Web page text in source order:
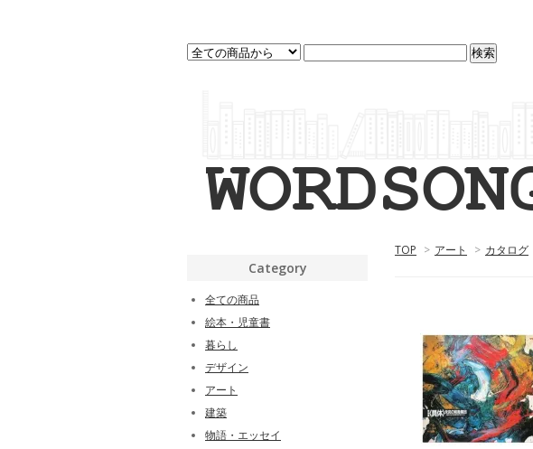
TOP > アート > カタログ
Category
全ての商品
絵本・児童書
暮らし
デザイン
アート
建築
物語・エッセイ